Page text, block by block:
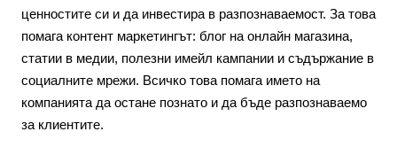
ценностите си и да инвестира в разпознаваемост. За това
помага контент маркетингът: блог на онлайн магазина,
статии в медии, полезни имейл кампании и съдържание в
социалните мрежи. Всичко това помага името на
компанията да остане познато и да бъде разпознаваемо
за клиентите.